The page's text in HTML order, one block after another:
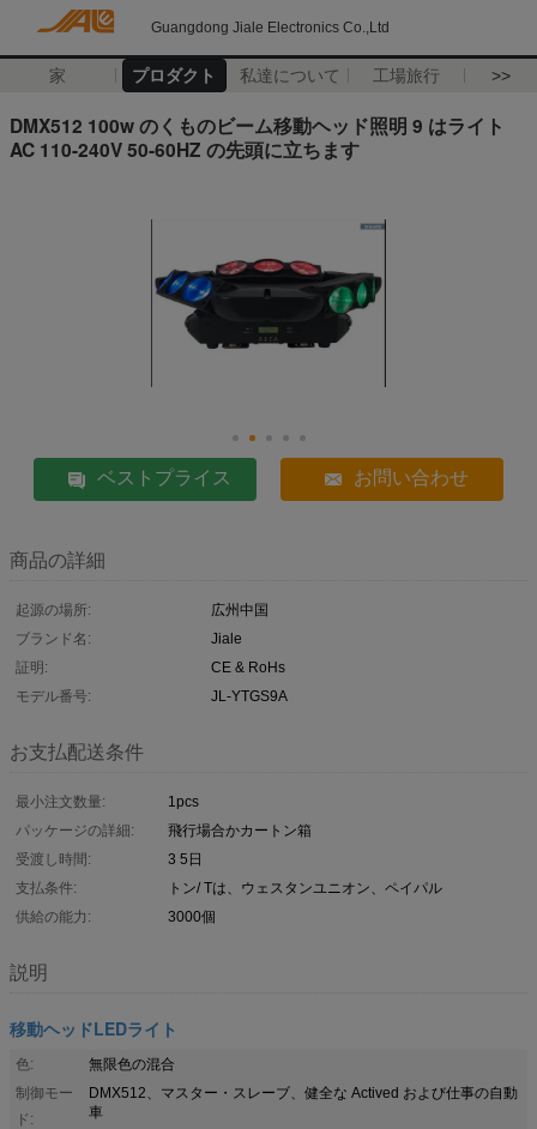
Guangdong Jiale Electronics Co.,Ltd
家 プロダクト 私達について 工場旅行 >>
DMX512 100w のくものビーム移動ヘッド照明 9 はライト
AC 110-240V 50-60HZ の先頭に立ちます
ベストプライス お問い合わせ
商品の詳細
起源の場所:
広州中国
ブランド名:
Jiale
証明:
CE & RoHs
モデル番号:
JL-YTGS9A
お支払配送条件
最小注文数量:
1pcs
パッケージの詳細:
飛行場合かカートン箱
受渡し時間:
3 5日
支払条件:
トン/ Tは、ウェスタンユニオン、ペイパル
供給の能力:
3000個
説明
移動ヘッドLEDライト
色:
無限色の混合
制御モー
ド:
DMX512、マスター・スレーブ、健全な Actived および仕事の自動
車